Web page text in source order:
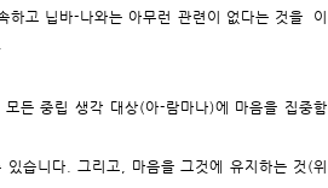
고 닙바-나와는 아무런 관련이 없다는 것을 이
든 중립 생각 대상(아-람마나)에 마음을 집중함
습니다. 그리고, 마음을 그것에 유지하는 것(위